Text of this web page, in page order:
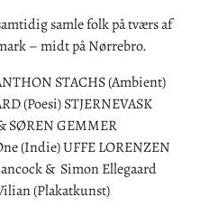
samle folk på tværs af
– midt på Nørrebro.
STACHS (Ambient)
(Poesi) STJERNEVASK
SØREN GEMMER
(Indie) UFFE LORENZEN
& Simon Ellegaard
(Plakatkunst)